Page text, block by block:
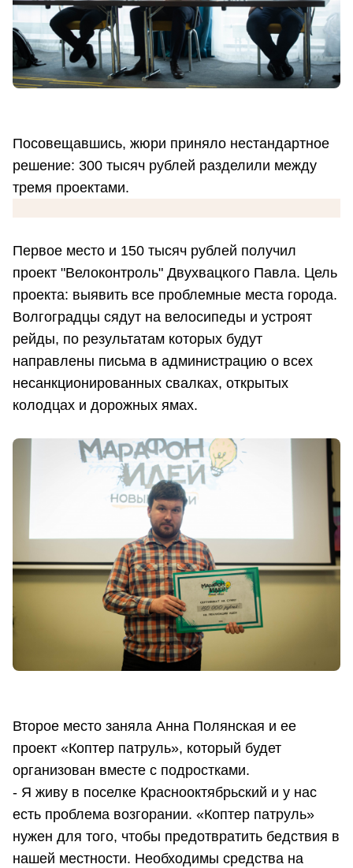
Посовещавшись, жюри приняло нестандартное
решение: 300 тысяч рублей разделили между
тремя проектами.
Первое место и 150 тысяч рублей получил
проект "Велоконтроль" Двухвацкого Павла. Цель
проекта: выявить все проблемные места города.
Волгоградцы сядут на велосипеды и устроят
рейды, по результатам которых будут
направлены письма в администрацию о всех
несанкционированных свалках, открытых
колодцах и дорожных ямах.
Второе место заняла Анна Полянская и ее
проект «Коптер патруль», который будет
организован вместе с подростками.
- Я живу в поселке Краснооктябрьский и у нас
есть проблема возгорании. «Коптер патруль»
нужен для того, чтобы предотвратить бедствия в
нашей местности. Необходимы средства на